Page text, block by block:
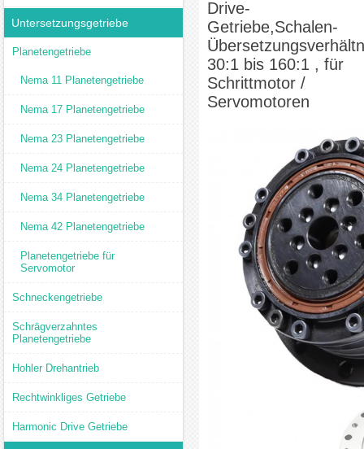
Untersetzungsgetriebe
Planetengetriebe
Nema 11 Planetengetriebe
Nema 17 Planetengetriebe
Nema 23 Planetengetriebe
Nema 24 Planetengetriebe
Nema 34 Planetengetriebe
Nema 42 Planetengetriebe
Planetengetriebe für
Servomotor
Schneckengetriebe
Schrägverzahntes
Planetengetriebe
Hohler Drehantrieb
Rechtwinkliges Getriebe
Harmonic Drive Getriebe
Drive-
Getriebe,Schalen-
30:1 bis 160:1 , für
Schrittmotor /
Servomotoren